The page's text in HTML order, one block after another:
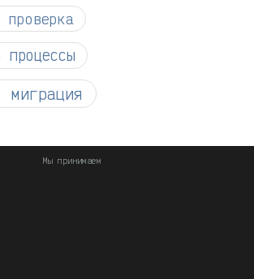
проверка
процессы
миграция
Мы принимаем